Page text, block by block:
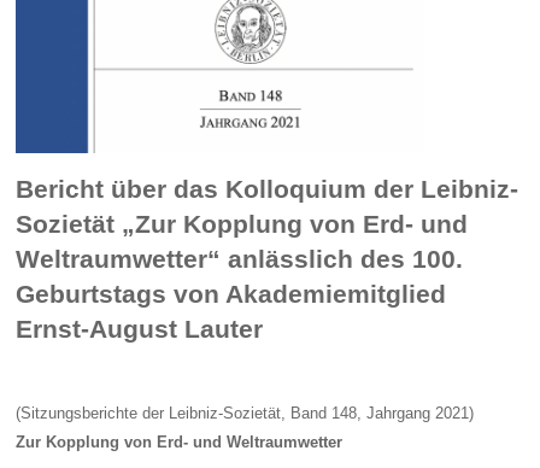
Bericht über das Kolloquium der Leibniz-
Sozietät „Zur Kopplung von Erd- und
Weltraumwetter“ anlässlich des 100.
Geburtstags von Akademiemitglied
Ernst-August Lauter
(Sitzungsberichte der Leibniz-Sozietät, Band 148, Jahrgang 2021)
Zur Kopplung von Erd- und Weltraumwetter